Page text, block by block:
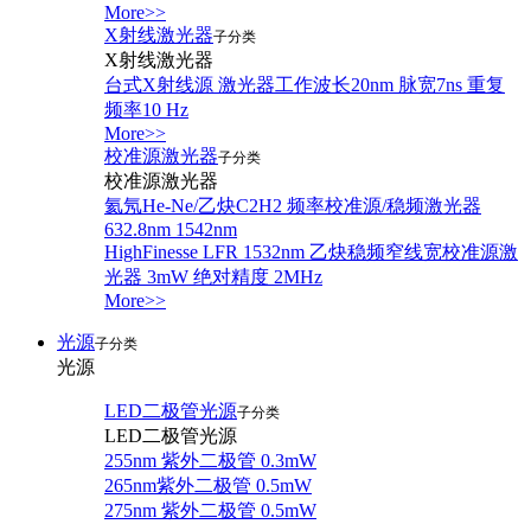
More>>
X射线激光器子分类
X射线激光器
台式X射线源 激光器工作波长20nm 脉宽7ns 重复
频率10 Hz
More>>
校准源激光器子分类
校准源激光器
氦氖He-Ne/乙炔C2H2 频率校准源/稳频激光器
632.8nm 1542nm
HighFinesse LFR 1532nm 乙炔稳频窄线宽校准源激
光器 3mW 绝对精度 2MHz
More>>
光源子分类
光源
LED二极管光源子分类
LED二极管光源
255nm 紫外二极管 0.3mW
265nm紫外二极管 0.5mW
275nm 紫外二极管 0.5mW